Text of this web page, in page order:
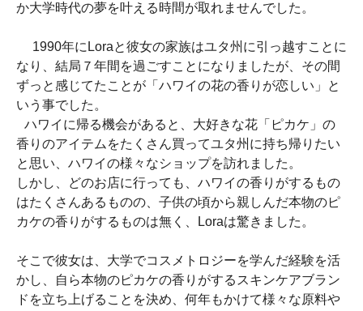
か大学時代の夢を叶える時間が取れませんでした。
1990年にLoraと彼女の家族はユタ州に引っ越すことに
なり、結局７年間を過ごすことになりましたが、その間
ずっと感じてたことが「ハワイの花の香りが恋しい」と
いう事でした。
ハワイに帰る機会があると、大好きな花「ピカケ」の
香りのアイテムをたくさん買ってユタ州に持ち帰りたい
と思い、ハワイの様々なショップを訪れました。
しかし、どのお店に行っても、ハワイの香りがするもの
はたくさんあるものの、子供の頃から親しんだ本物のピ
カケの香りがするものは無く、Loraは驚きました。
そこで彼女は、大学でコスメトロジーを学んだ経験を活
かし、自ら本物のピカケの香りがするスキンケアブラン
ドを立ち上げることを決め、何年もかけて様々な原料や